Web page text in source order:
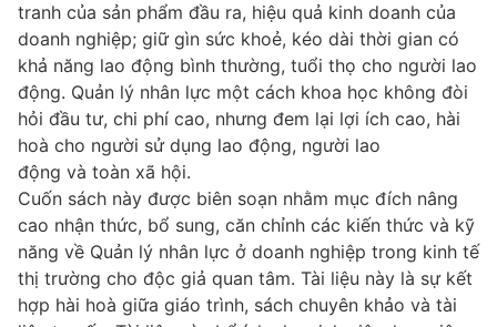
tranh của sản phẩm đầu ra, hiệu quả kinh doanh của
doanh nghiệp; giữ gìn sức khoẻ, kéo dài thời gian có
khả năng lao động bình thường, tuổi thọ cho người lao
động. Quản lý nhân lực một cách khoa học không đòi
hỏi đầu tư, chi phí cao, nhưng đem lại lợi ích cao, hài
hoà cho người sử dụng lao động, người lao
động và toàn xã hội.
Cuốn sách này được biên soạn nhằm mục đích nâng
cao nhận thức, bổ sung, căn chỉnh các kiến thức và kỹ
năng về Quản lý nhân lực ở doanh nghiệp trong kinh tế
thị trường cho độc giả quan tâm. Tài liệu này là sự kết
hợp hài hoà giữa giáo trình, sách chuyên khảo và tài